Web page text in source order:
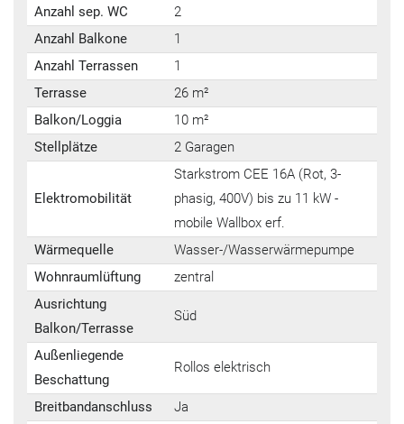
Anzahl sep. WC
2
Anzahl Balkone
1
Anzahl Terrassen
1
Terrasse
26 m²
Balkon/Loggia
10 m²
Stellplätze
2 Garagen
Elektromobilität
Starkstrom CEE 16A (Rot, 3-
phasig, 400V) bis zu 11 kW -
mobile Wallbox erf.
Wärmequelle
Wasser-/Wasserwärmepumpe
Wohnraumlüftung
zentral
Ausrichtung
Balkon/Terrasse
Süd
Außenliegende
Beschattung
Rollos elektrisch
Breitbandanschluss
Ja